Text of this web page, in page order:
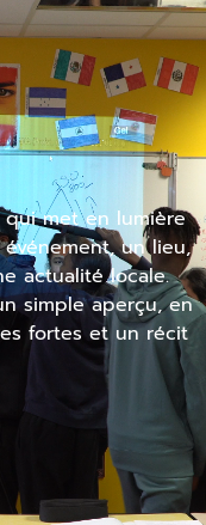
met en lumière
un lieu,
actualité locale.
simple aperçu, en
fortes et un récit